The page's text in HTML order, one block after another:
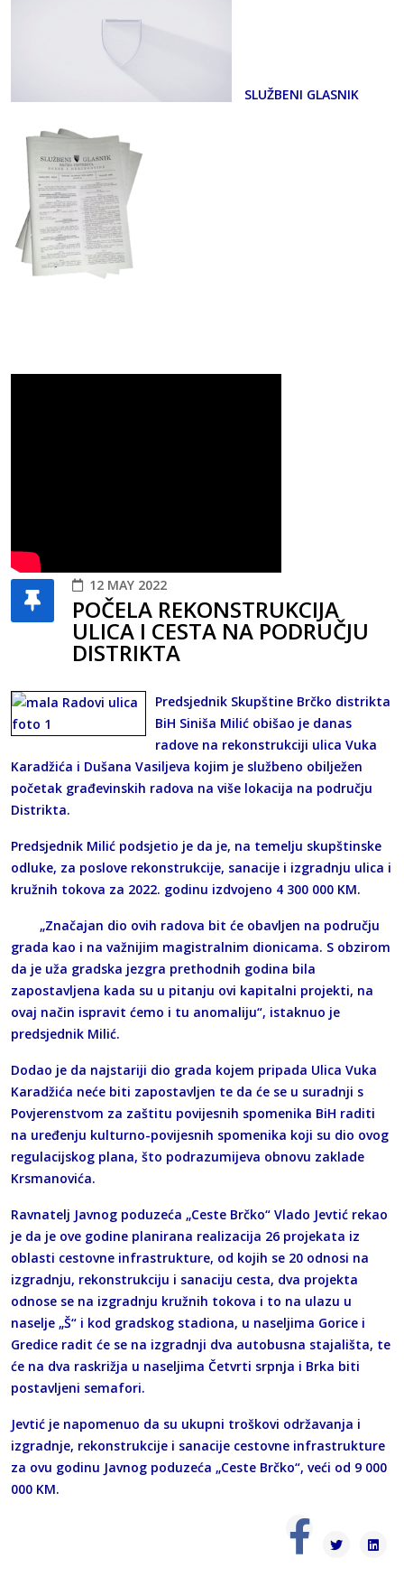
SLUŽBENI GLASNIK
12 MAY 2022
POČELA REKONSTRUKCIJA
ULICA I CESTA NA PODRUČJU
DISTRIKTA
Predsjednik Skupštine Brčko distrikta
BiH Siniša Milić obišao je danas
radove na rekonstrukciji ulica Vuka
Karadžića i Dušana Vasiljeva kojim je službeno obilježen
početak građevinskih radova na više lokacija na području
Distrikta.
Predsjednik Milić podsjetio je da je, na temelju skupštinske
odluke, za poslove rekonstrukcije, sanacije i izgradnju ulica i
kružnih tokova za 2022. godinu izdvojeno 4 300 000 KM.
„Značajan dio ovih radova bit će obavljen na području
grada kao i na važnijim magistralnim dionicama. S obzirom
da je uža gradska jezgra prethodnih godina bila
zapostavljena kada su u pitanju ovi kapitalni projekti, na
ovaj način ispravit ćemo i tu anomaliju“, istaknuo je
predsjednik Milić.
Dodao je da najstariji dio grada kojem pripada Ulica Vuka
Karadžića neće biti zapostavljen te da će se u suradnji s
Povjerenstvom za zaštitu povijesnih spomenika BiH raditi
na uređenju kulturno-povijesnih spomenika koji su dio ovog
regulacijskog plana, što podrazumijeva obnovu zaklade
Krsmanovića.
Ravnatelj Javnog poduzeća „Ceste Brčko“ Vlado Jevtić rekao
je da je ove godine planirana realizacija 26 projekata iz
oblasti cestovne infrastrukture, od kojih se 20 odnosi na
izgradnju, rekonstrukciju i sanaciju cesta, dva projekta
odnose se na izgradnju kružnih tokova i to na ulazu u
naselje „Š“ i kod gradskog stadiona, u naseljima Gorice i
Gredice radit će se na izgradnji dva autobusna stajališta, te
će na dva raskrižja u naseljima Četvrti srpnja i Brka biti
postavljeni semafori.
Jevtić je napomenuo da su ukupni troškovi održavanja i
izgradnje, rekonstrukcije i sanacije cestovne infrastrukture
za ovu godinu Javnog poduzeća „Ceste Brčko“, veći od 9 000
000 KM.